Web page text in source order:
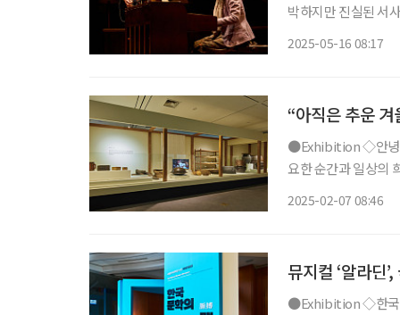
박하지만 진실된 서
2025-05-16 08:17
“아직은 추운
●Exhibition ◇안녕, K-술 일정 3월 3일까지 장소 인천광역시립박물관 술은 예부터 삶의 중
요한 순간과 일상의
2025-02-07 08:46
뮤지컬 ‘알라딘
●Exhibition ◇한국문학의 맥박脈搏 일정 11월 24일까지 장소 청와대 춘추관 국립한국문